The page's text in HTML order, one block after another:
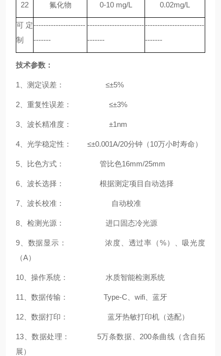
22 氟化物 0-10 mg/L 0.02mg/L
可定
制
---------------------
-------
-----------------------
-------
------------------------
-------
技术参数 ：
1、测定误差： ≤±5%
2、重复性误差： ≤±3%
3、波长精准度： ±1nm
4、光学稳定性： ≤±0.001A/20分钟（10万⼩时寿命）
5、比色方式： 管比色16mm/25mm
6、波长选择： 根据测定项目自动选择
7、波长校准： 自动校准
8、检测光源： 进口固态冷光源
9、数据显示： 浓度、透过率（%）、吸光度
（A）
10、操作系统： 水质智能检测系统
11、数据传输： Type-C wifi、蓝牙
12、数据打印： 蓝牙热敏打印机（选配）
13、数据处理： 5万条数据、200条曲线（含自拓
展）